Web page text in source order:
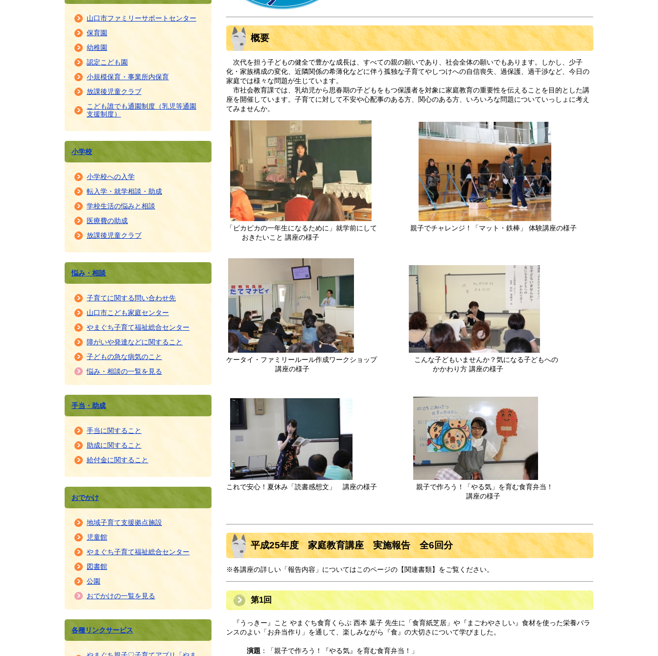
山口市ファミリーサポートセンター
保育園
幼稚園
認定こども園
小規模保育・事業所内保育
放課後児童クラブ
こども誰でも通園制度（乳児等通園
支援制度）
小学校
小学校への入学
転入学・就学相談・助成
学校生活の悩みと相談
医療費の助成
放課後児童クラブ
悩み・相談
子育てに関する問い合わせ先
山口市こども家庭センター
やまぐち子育て福祉総合センター
障がいや発達などに関すること
子どもの急な病気のこと
悩み・相談の一覧を見る
手当・助成
手当に関すること
助成に関すること
給付金に関すること
おでかけ
地域子育て支援拠点施設
児童館
やまぐち子育て福祉総合センター
図書館
公園
おでかけの一覧を見る
各種リンクサービス
概要
次代を担う子どもの健全で豊かな成長は、すべての親の願いであり、社会全体の願いでもあります。しかし、少子
化・家族構成の変化、近隣関係の希薄化などに伴う孤独な子育てやしつけへの自信喪失、過保護、過干渉など、今日の
家庭では様々な問題が生じています。
市社会教育課では、乳幼児から思春期の子どもをもつ保護者を対象に家庭教育の重要性を伝えることを目的とした講
座を開催しています。子育てに対して不安や心配事のある方、関心のある方、いろいろな問題についていっしょに考え
てみませんか。
「ピカピカの一年生になるために」就学前にして 親子でチャレンジ！「マット・鉄棒」 体験講座の様子
おきたいこと 講座の様子
ケータイ・ファミリールール作成ワークショップ こんな子どもいませんか？気になる子どもへの
講座の様子 かかわり方 講座の様子
これで安心！夏休み「読書感想文」 講座の様子 親子で作ろう！「やる気」を育む食育弁当！
講座の様子
平成25年度 家庭教育講座 実施報告 全6回分
※各講座の詳しい「報告内容」についてはこのページの【関連書類】をご覧ください。
第1回
『うっきー』こと やまぐち食育くらぶ 西本 葉子 先生に「食育紙芝居」や『まごわやさしい』食材を使った栄養バラ
ンスのよい「お弁当作り」を通して、楽しみながら『食』の大切さについて学びました。
演題 ：「親子で作ろう！『やる気』を育む食育弁当！」